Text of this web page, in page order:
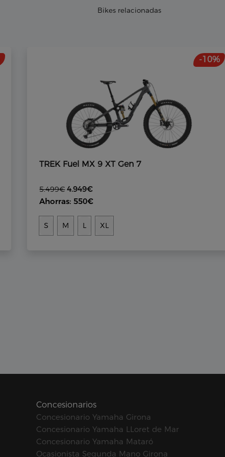
Bikes relacionadas
-10%
TREK Fuel MX 9 XT Gen 7
5.499€ 4.949€
Ahorras: 550€
S M L XL
Concesionarios
Concesionario Yamaha Girona
Concesionario Yamaha LLoret de Mar
Concesionario Yamaha Mataró
Ocasionista Segunda Mano Girona